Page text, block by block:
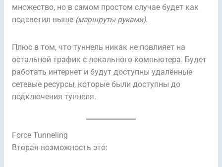
множество, но в самом простом случае будет как
подсветил выше (маршруты руками).
Плюс в том, что туннель никак не повлияет на
остальной трафик с локального компьютера. Будет
работать интернет и будут доступны удалённые
сетевые ресурсы, которые были доступны до
подключения туннеля.
Force Tunneling
Вторая возможность это: